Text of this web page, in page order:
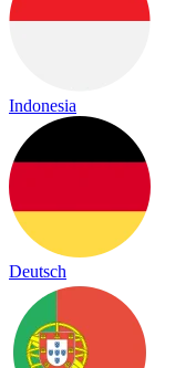
Indonesia
Deutsch